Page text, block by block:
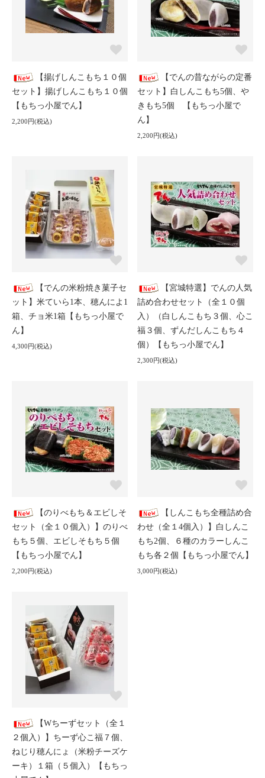
【揚げしんこもち１０個
セット】揚げしんこもち１０個
【もちっ小屋でん】
2,200円(税込)
【でんの昔ながらの定番
セット】白しんこもち5個、や
きもち5個 【もちっ小屋で
ん】
2,200円(税込)
【でんの米粉焼き菓子セ
ット】米ていら1本、穂んによ1
箱、チョ米1箱【もちっ小屋で
ん】
4,300円(税込)
【宮城特選】でんの人気
詰め合わせセット（全１０個
入）（白しんこもち３個、心こ
福３個、ずんだしんこもち４
個）【もちっ小屋でん】
2,300円(税込)
【のりべもち＆エビしそ
セット（全１０個入）】のりべ
もち５個、エビしそもち５個
【もちっ小屋でん】
2,200円(税込)
【しんこもち全種詰め合
わせ（全１4個入）】白しんこ
もち2個、６種のカラーしんこ
もち各２個【もちっ小屋でん】
3,000円(税込)
【Wちーずセット（全１
２個入）】ちーず心こ福７個、
ねじり穂んにょ（米粉チーズケ
ーキ）１箱（５個入）【もちっ